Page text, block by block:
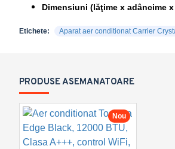
Dimensiuni (lăţime x adâncime
Etichete: Aparat aer conditionat Carrier
PRODUSE ASEMANATOARE
Nou